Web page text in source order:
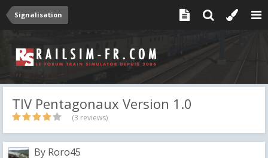
Signalisation
TIV Pentagonaux Version 1.0
(3 reviews)
By Roro45